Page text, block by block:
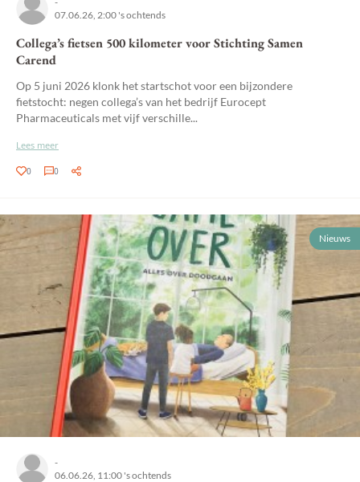
07.06.26, 2:00 's ochtends
Collega’s fietsen 500 kilometer voor Stichting Samen
Carend
Op 5 juni 2026 klonk het startschot voor een bijzondere
fietstocht: negen collega’s van het bedrijf Eurocept
Pharmaceuticals met vijf verschille...
Lees meer
0 0
Nieuws
-
06.06.26, 11:00 's ochtends